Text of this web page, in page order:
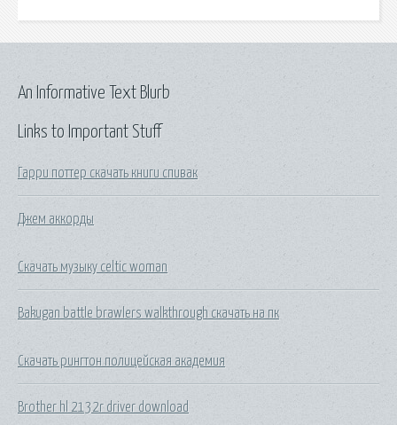
Links to Important Stuff
Гарри поттер скачать книги спивак
Джем аккорды
Скачать музыку celtic woman
Bakugan battle brawlers walkthrough скачать на пк
Скачать рингтон полицейская академия
Brother hl 2132r driver download
An Informative Text Blurb